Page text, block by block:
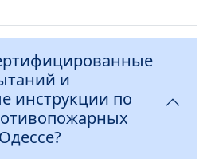
и
инструкции по